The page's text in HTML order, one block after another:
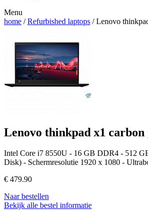
Menu
home /Refurbished laptops / Lenovo
Lenovo thinkpad x1 carbon
Intel Core i7 8550U - 16 GB DDR4 - 512
Disk) - Schermresolutie 1920 x 1080 -
€ 479.90
Naar bestellen
Bekijk alle bestel informatie